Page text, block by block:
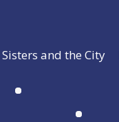
Sisters and the City